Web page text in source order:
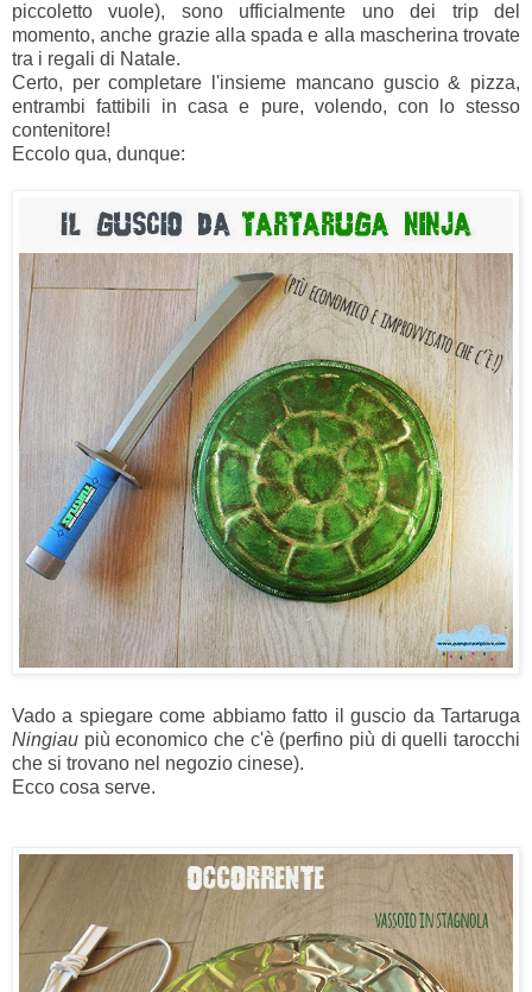
piccoletto vuole), sono ufficialmente uno dei trip del
momento, anche grazie alla spada e alla mascherina trovate
tra i regali di Natale.
Certo, per completare l'insieme mancano guscio & pizza,
entrambi fattibili in casa e pure, volendo, con lo stesso
contenitore!
Eccolo qua, dunque:
Vado a spiegare come abbiamo fatto il guscio da Tartaruga
Ningiau più economico che c'è (perfino più di quelli tarocchi
che si trovano nel negozio cinese).
Ecco cosa serve.